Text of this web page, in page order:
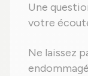
Une
votre
Ne laissez